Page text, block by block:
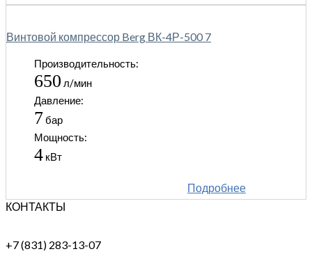
Винтовой компрессор Berg ВК-4Р-500 7
Производительность:
650 л/мин
Давление:
7бар
Мощность:
4 кВт
Подробнее
КОНТАКТЫ
+7 (831) 283-13-07